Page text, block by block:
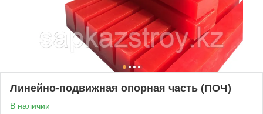
Линейно-подвижная опорная часть (ПОЧ)
В наличии